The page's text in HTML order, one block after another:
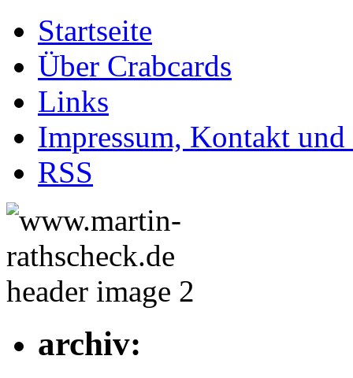
Startseite
Über Crabcards
Links
Impressum, Kontakt und
RSS
archiv: